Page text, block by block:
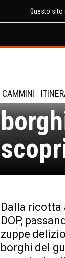
Questo sito
CAMMINI
Dalla ricotta
DOP,
zuppe
borghi del